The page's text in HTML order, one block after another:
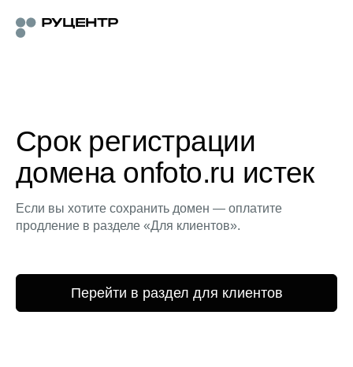
Срок регистрации
домена onfoto.ru истек
Если вы хотите сохранить домен — оплатите
продление в разделе «Для клиентов».
Перейти в раздел для клиентов